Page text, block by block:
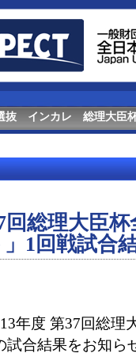
抜 インカレ 総理大臣
回総理大臣
1回戦試合
年度 第37回総理
試合結果をお知ら